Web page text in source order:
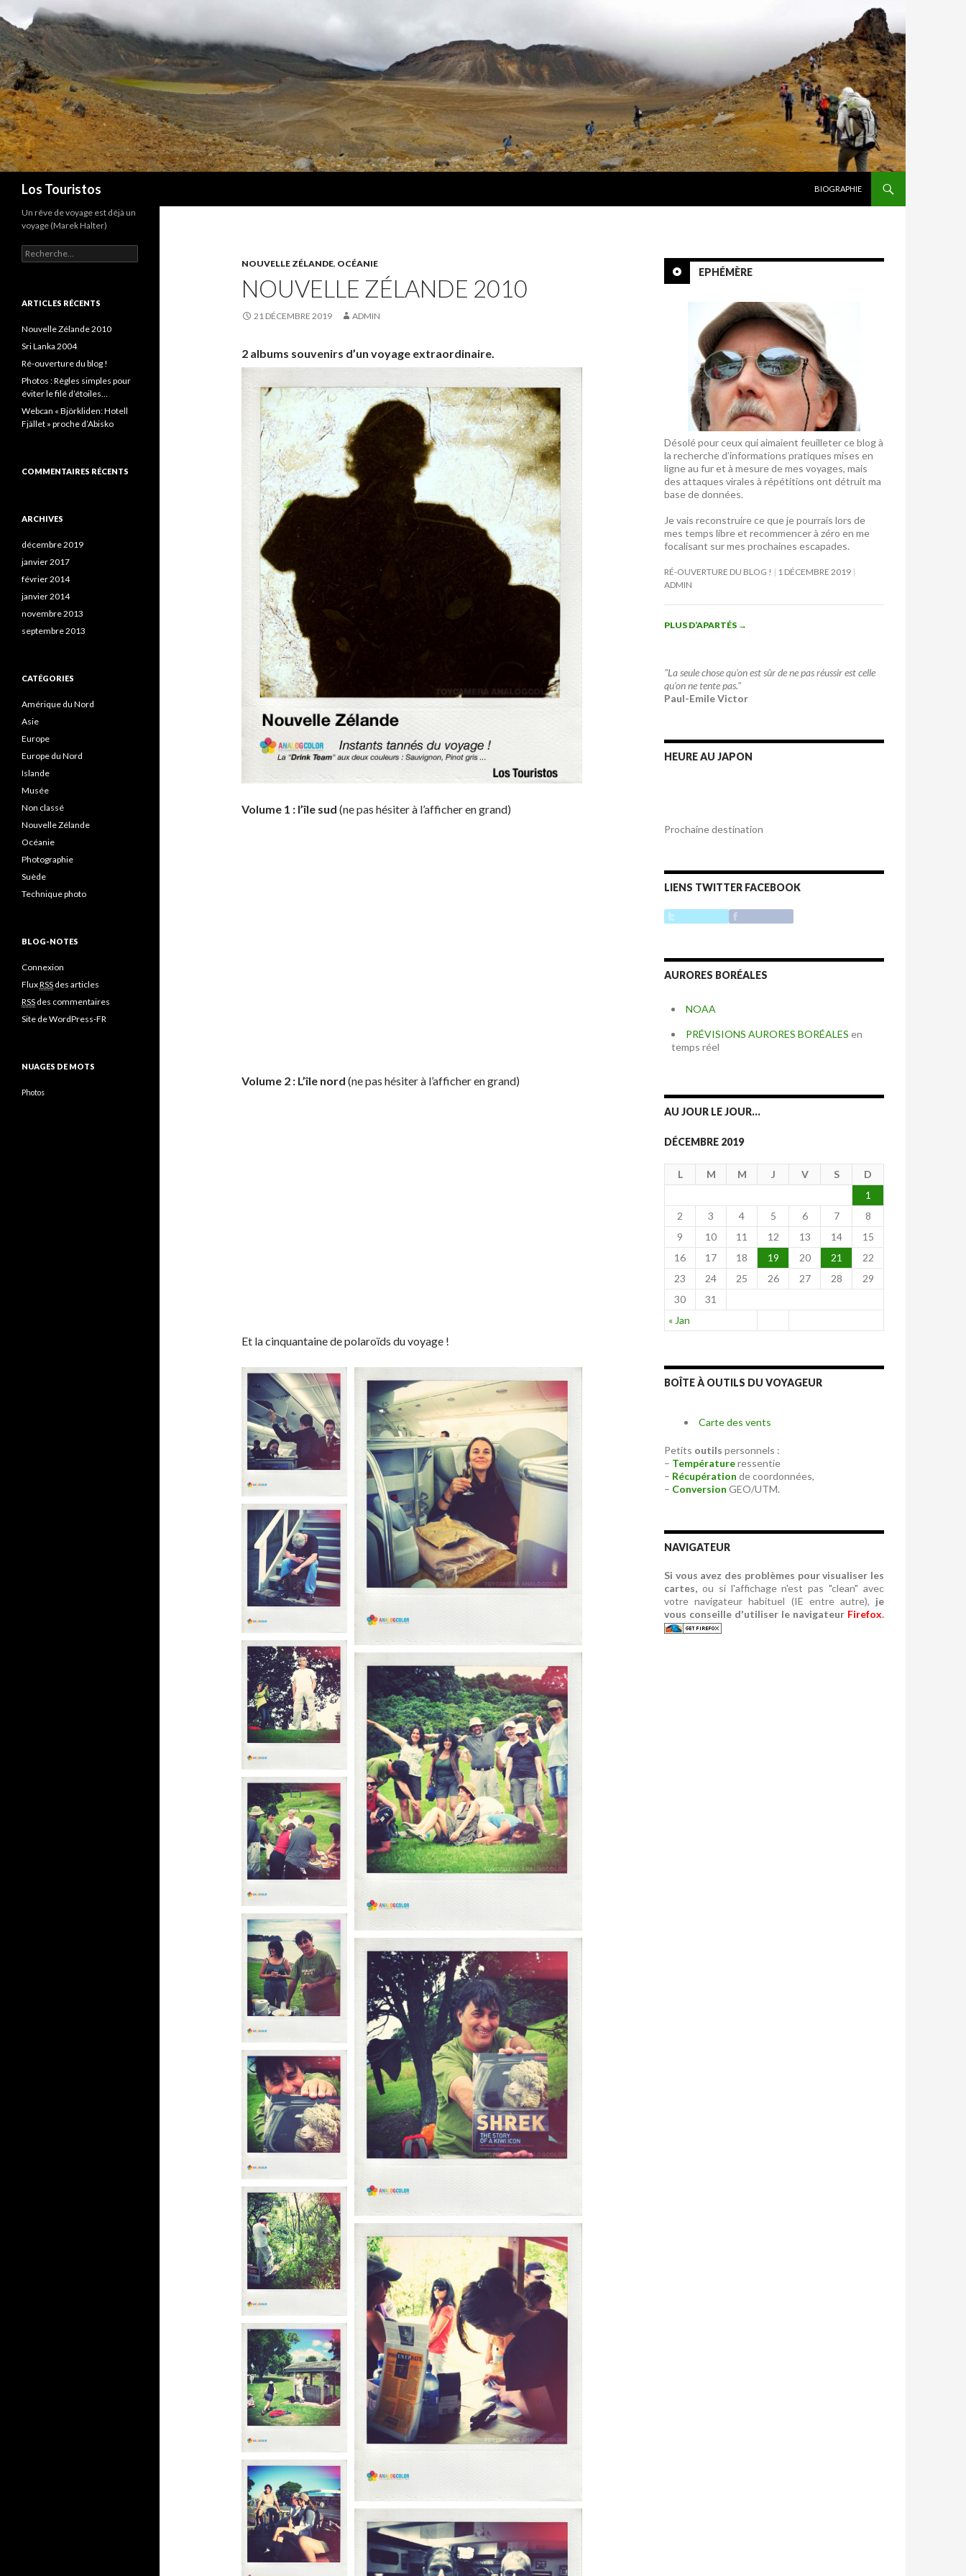
Los Touristos
BIOGRAPHIE
NOUVELLE ZÉLANDE, OCÉANIE
NOUVELLE ZÉLANDE 2010
21 DÉCEMBRE 2019 ADMIN
2 albums souvenirs d’un voyage extraordinaire.
Volume 1 : l’île sud (ne pas hésiter à l’afficher en grand)
Volume 2 : L’île nord (ne pas hésiter à l’afficher en grand)
Et la cinquantaine de polaroïds du voyage !
EPHÉMÈRE
Désolé pour ceux qui aimaient feuilleter ce blog à
la recherche d’informations pratiques mises en
ligne au fur et à mesure de mes voyages, mais
des attaques virales à répétitions ont détruit ma
base de données.
Je vais reconstruire ce que je pourrais lors de
mes temps libre et recommencer à zéro en me
focalisant sur mes prochaines escapades.
RÉ-OUVERTURE DU BLOG !
1 DÉCEMBRE 2019
ADMIN
PLUS D’APARTÉS →
"La seule chose qu'on est sûr de ne pas réussir est celle
qu'on ne tente pas."
Paul-Emile Victor
HEURE AU JAPON
Prochaine destination
LIENS TWITTER FACEBOOK
AURORES BORÉALES
NOAA
PRÉVISIONS AURORES BORÉALES en
temps réel
AU JOUR LE JOUR…
DÉCEMBRE 2019
L M M J V S D
« Jan
1
2
3 4 5 6 7
8
9
10 11 12 13 14
15
16
17 18 19 20 21
22
23
24 25 26 27 28
29
30
31
BOÎTE À OUTILS DU VOYAGEUR
Carte des vents
Petits outils personnels :
– Températureressentie
– Récupération de coordonnées,
– Conversion GEO/UTM.
NAVIGATEUR
Si vous avez des problèmes pour visualiser les
cartes, ou si l'affichage n'est pas "clean" avec
votre navigateur habituel (IE entre autre), je
vous conseille d'utiliser le navigateur Firefox.
Un rêve de voyage est déjà un
voyage (Marek Halter)
R
e
e
c
h
r
:
ARTICLES RÉCENTS
Nouvelle Zélande 2010
Sri Lanka 2004
Ré-ouverture du blog !
Photos : Règles simples pour
éviter le filé d’étoiles…
Webcan « Björkliden: Hotell
Fjället » proche d’Abisko
COMMENTAIRES RÉCENTS
ARCHIVES
décembre 2019
janvier 2017
février 2014
janvier 2014
novembre 2013
septembre 2013
CATÉGORIES
Amérique du Nord
Asie
Europe
Europe du Nord
Islande
Musée
Non classé
Nouvelle Zélande
Océanie
Photographie
Suède
Technique photo
BLOG-NOTES
Connexion
FluxRSS des articles
RSS des commentaires
Site de WordPress-FR
NUAGES DE MOTS
Photos